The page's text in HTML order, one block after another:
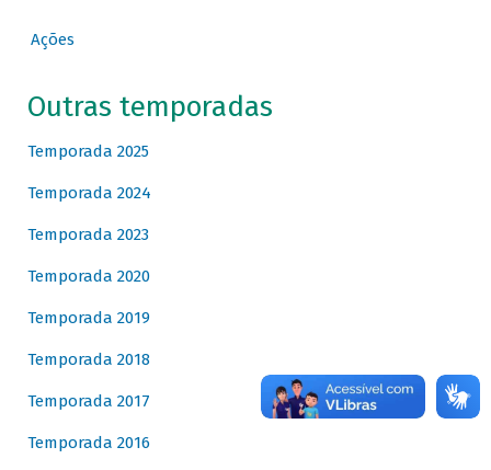
Ações
Outras temporadas
Temporada 2025
Temporada 2024
Temporada 2023
Temporada 2020
Temporada 2019
Temporada 2018
Temporada 2017
Temporada 2016